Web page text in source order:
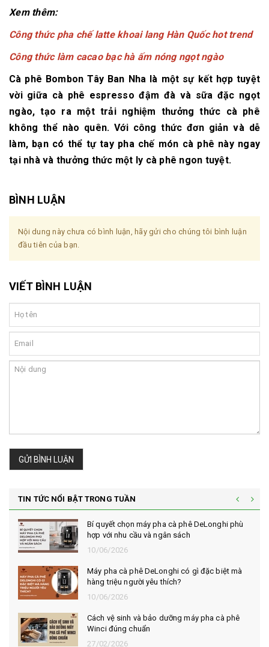
Xem thêm:
Công thức pha chế latte khoai lang Hàn Quốc hot trend
Công thức làm cacao bạc hà ấm nóng ngọt ngào
Cà phê Bombon Tây Ban Nha là một sự kết hợp tuyệt
vời giữa cà phê espresso đậm đà và sữa đặc ngọt
ngào, tạo ra một trải nghiệm thưởng thức cà phê
không thể nào quên. Với công thức đơn giản và dễ
làm, bạn có thể tự tay pha chế món cà phê này ngay
tại nhà và thưởng thức một ly cà phê ngon tuyệt.
BÌNH LUẬN
Nội dung này chưa có bình luận, hãy gửi cho chúng tôi bình luận
đầu tiên của bạn.
VIẾT BÌNH LUẬN
GỬI BÌNH LUẬN
TIN TỨC NỔI BẬT TRONG TUẦN
Bí quyết chọn máy pha cà phê DeLonghi phù
hợp với nhu cầu và ngân sách
10/06/2026
Máy pha cà phê DeLonghi có gì đặc biệt mà
hàng triệu người yêu thích?
10/06/2026
Cách vệ sinh và bảo dưỡng máy pha cà phê
Winci đúng chuẩn
27/02/2026